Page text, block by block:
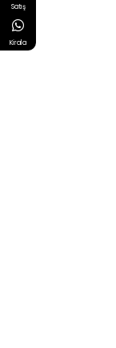
Satış
Kirala